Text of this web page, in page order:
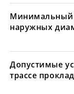
Минимальный
наружных
Допустимые
трассе